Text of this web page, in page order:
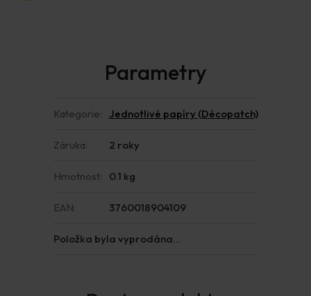
Kategorie: Jednotlivé papíry (Décopatch)
Záruka: 2 roky
Hmotnost: 0.1 kg
EAN: 3760018904109
Položka byla vyprodána…